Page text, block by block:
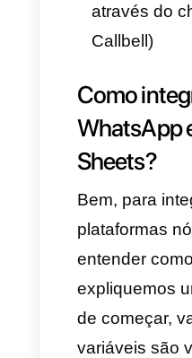
o seu
instalar
poucas
aplicativo
para
¿Para
Fazer
Analisar